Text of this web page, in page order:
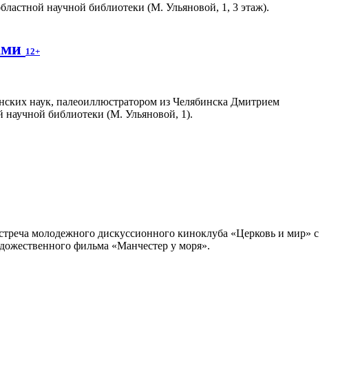
научной библиотеки (М. Ульяновой, 1, 3 этаж).
12+
наук, палеоиллюстратором из Челябинска Дмитрием
научной библиотеки (М. Ульяновой, 1).
молодежного дискуссионного киноклуба «Церковь и мир» с
фильма «Манчестер у моря».